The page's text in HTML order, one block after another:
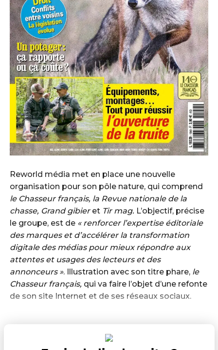
Reworld média met en place une nouvelle
organisation pour son pôle nature, qui comprend
le Chasseur français, la Revue nationale de la
chasse, Grand gibieret Tir mag. L’objectif, précise
le groupe, est de « renforcer l’expertise éditoriale
des marques et d’accélérer la transformation
digitale des médias pour mieux répondre aux
attentes et usages des lecteurs et des
annonceurs ». Illustration avec son titre phare, le
Chasseur français, qui va faire l’objet d’une refonte
de son site Internet et de ses réseaux sociaux.